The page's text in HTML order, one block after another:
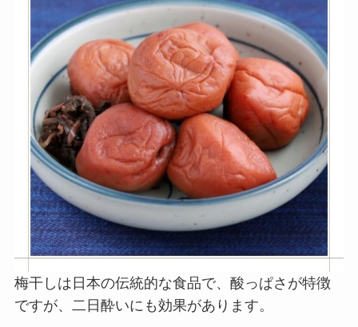
梅干しは日本の伝統的な食品で、酸っぱさが特徴
ですが、二日酔いにも効果があります。